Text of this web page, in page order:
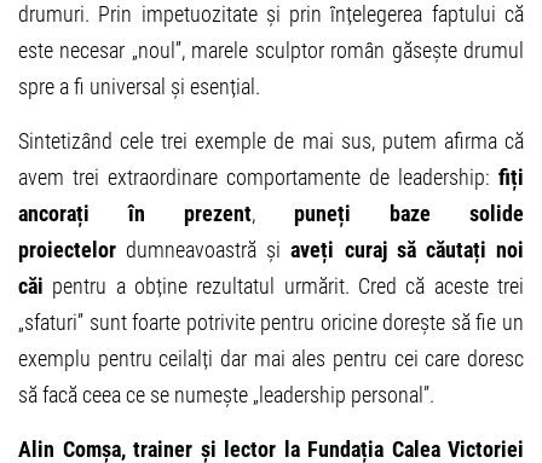
drumuri. Prin impetuozitate și prin înțelegerea faptului că
este necesar „noul”, marele sculptor român găsește drumul
spre a fi universal și esențial.
Sintetizând cele trei exemple de mai sus, putem afirma că
avem trei extraordinare comportamente de leadership: fiți
ancorați în prezent, puneți baze solide
proiectelor dumneavoastră șiaveți curaj să căutați noi
căi pentru a obține rezultatul urmărit. Cred că aceste trei
„sfaturi” sunt foarte potrivite pentru oricine dorește să fie un
exemplu pentru ceilalți dar mai ales pentru cei care doresc
să facă ceea ce se numește „leadership personal”.
Alin Comșa, trainer și lector la Fundația Calea Victoriei